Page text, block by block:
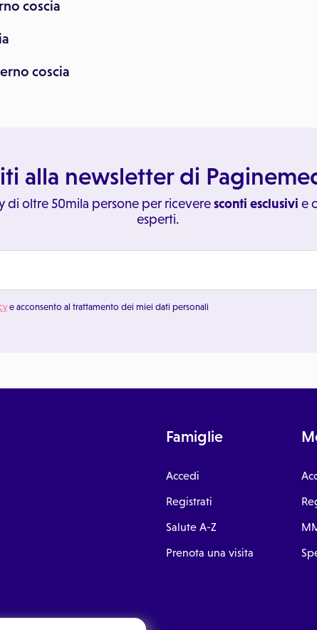
coscia
coscia
alla newsletter di
di oltre 50mila persone per riceveresconti esclusivi e
esperti.
e acconsento al trattamento dei miei dati personali
Famiglie
Accedi
Registrati
Salute A-Z
Prenota una visita